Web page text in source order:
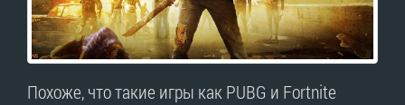
Похоже, что такие игры как PUBG и Fortnite